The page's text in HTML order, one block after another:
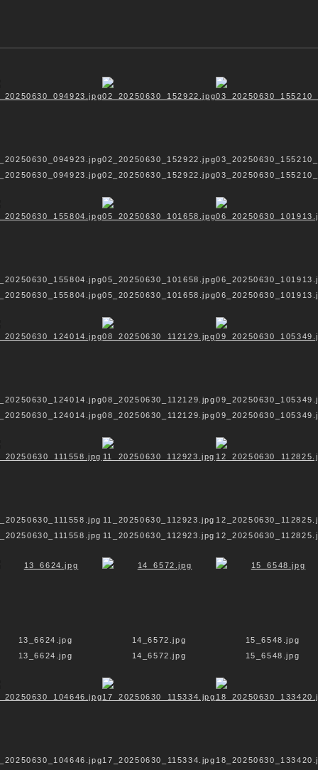
Formvollendet
Floramagie
Kontakt
Formvollendet
Ek-statisch
Reflexion
SAKRALER RAUM
02_20250630_152922.jpg
02_20250630_152922.jpg
05_20250630_101658.jpg
05_20250630_101658.jpg
08_20250630_112129.jpg
08_20250630_112129.jpg
11_20250630_112923.jpg
11_20250630_112923.jpg
13_6624.jpg
13_6624.jpg
14_6572.jpg
14_6572.jpg
15_6548.jpg
15_6548.jpg
17_20250630_115334.jpg